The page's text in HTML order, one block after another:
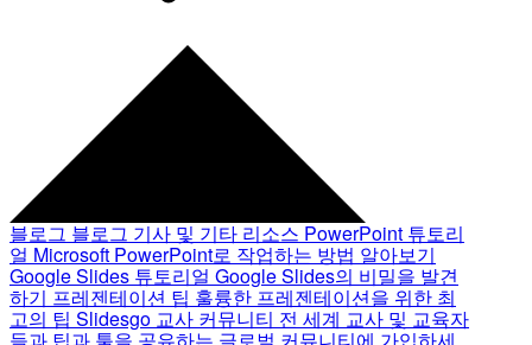
블로그 블로그 기사 및 기타 리소스 PowerPoint 튜토리
얼 Microsoft PowerPoint로 작업하는 방법 알아보기
Google Slides 튜토리얼 Google Slides의 비밀을 발견
하기 프레젠테이션 팁 훌륭한 프레젠테이션을 위한 최
고의 팁 Slidesgo 교사 커뮤니티 전 세계 교사 및 교육자